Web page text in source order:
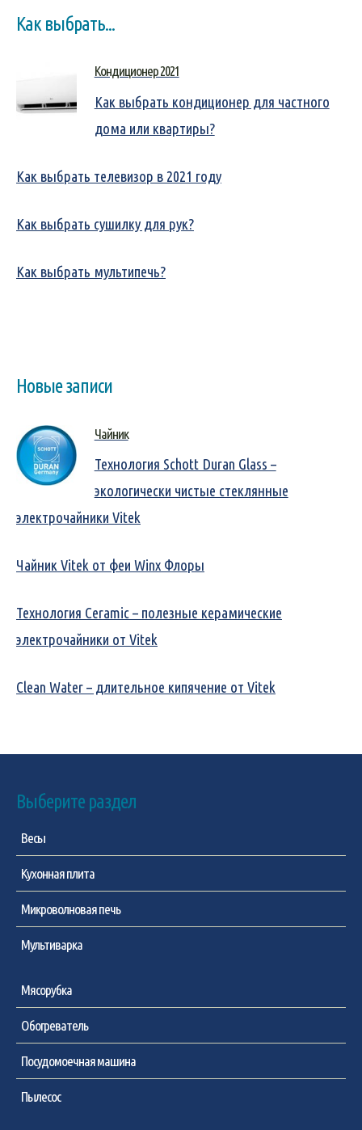
Как выбрать...
Кондиционер 2021
Как выбрать кондиционер для частного
дома или квартиры?
Как выбрать телевизор в 2021 году
Как выбрать сушилку для рук?
Как выбрать мультипечь?
Новые записи
Чайник
Технология Schott Duran Glass –
экологически чистые стеклянные
электрочайники Vitek
Чайник Vitek от феи Winx Флоры
Технология Ceramic – полезные керамические
электрочайники от Vitek
Clean Water – длительное кипячение от Vitek
Выберите раздел
Весы
Кухонная плита
Микроволновая печь
Мультиварка
Мясорубка
Обогреватель
Посудомоечная машина
Пылесос